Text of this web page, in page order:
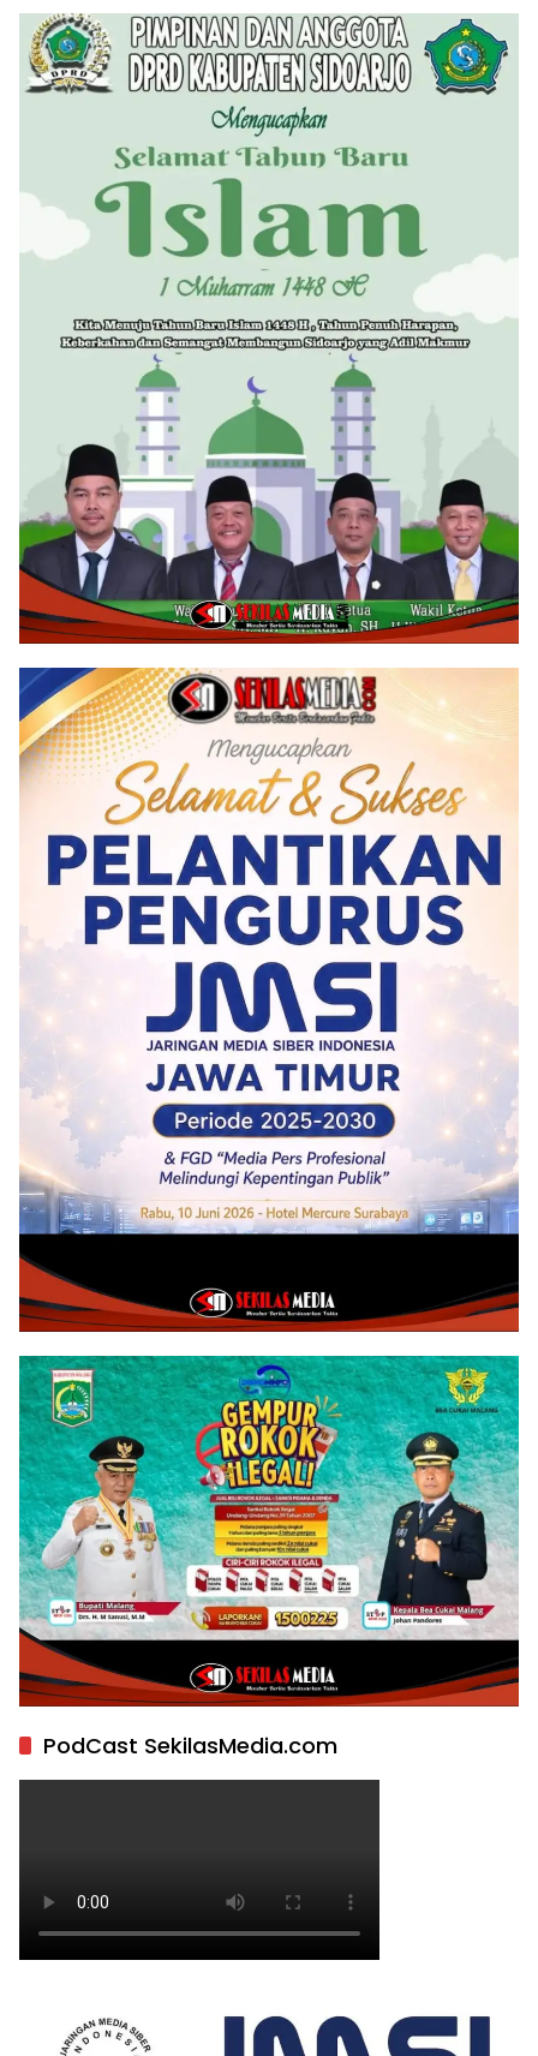
PodCast SekilasMedia.com